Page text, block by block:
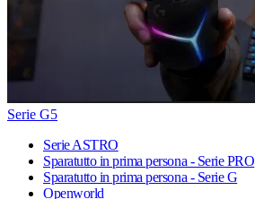
Serie G5
Serie ASTRO
Sparatutto in prima persona - Serie PRO
Sparatutto in prima persona - Serie G
Openworld